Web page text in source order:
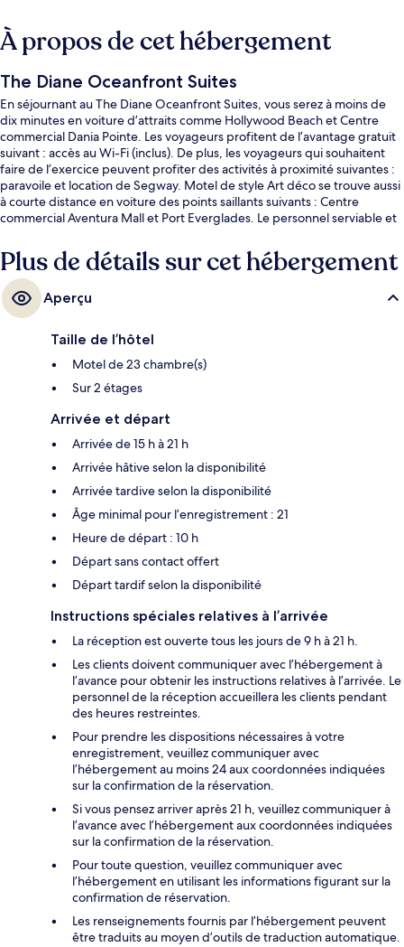
À propos de cet hébergement
The Diane Oceanfront Suites
En séjournant au The Diane Oceanfront Suites, vous serez à moins de
dix minutes en voiture d’attraits comme Hollywood Beach et Centre
commercial Dania Pointe. Les voyageurs profitent de l’avantage gratuit
suivant : accès au Wi-Fi (inclus). De plus, les voyageurs qui souhaitent
faire de l’exercice peuvent profiter des activités à proximité suivantes :
paravoile et location de Segway. Motel de style Art déco se trouve aussi
à courte distance en voiture des points saillants suivants : Centre
commercial Aventura Mall et Port Everglades. Le personnel serviable et
Plus de détails sur cet hébergement
Aperçu
Taille de l’hôtel
Motel de 23 chambre(s)
Sur 2 étages
Arrivée et départ
Arrivée de 15 h à 21 h
Arrivée hâtive selon la disponibilité
Arrivée tardive selon la disponibilité
Âge minimal pour l’enregistrement : 21
Heure de départ : 10 h
Départ sans contact offert
Départ tardif selon la disponibilité
Instructions spéciales relatives à l’arrivée
La réception est ouverte tous les jours de 9 h à 21 h.
Les clients doivent communiquer avec l’hébergement à
l’avance pour obtenir les instructions relatives à l’arrivée. Le
personnel de la réception accueillera les clients pendant
des heures restreintes.
Pour prendre les dispositions nécessaires à votre
enregistrement, veuillez communiquer avec
l’hébergement au moins 24 aux coordonnées indiquées
sur la confirmation de la réservation.
Si vous pensez arriver après 21 h, veuillez communiquer à
l’avance avec l’hébergement aux coordonnées indiquées
sur la confirmation de la réservation.
Pour toute question, veuillez communiquer avec
l’hébergement en utilisant les informations figurant sur la
confirmation de réservation.
Les renseignements fournis par l’hébergement peuvent
être traduits au moyen d’outils de traduction automatique.